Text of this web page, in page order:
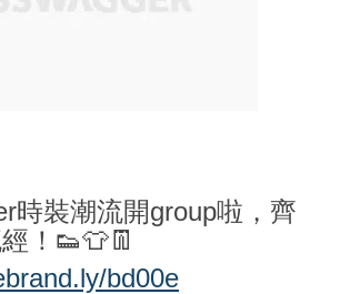
時裝潮流開group啦，齊
！👟👕👖
bd00e